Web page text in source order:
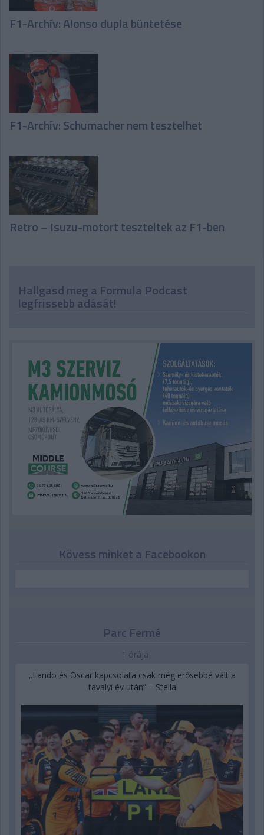
F1-Archív: Alonso dupla büntetése
F1-Archív: Schumacher nem tesztelhet
Retro – Isuzu-motort teszteltek az F1-ben
Hallgasd meg a Formula Podcast
legfrissebb adását!
Kövess minket a Facebookon
Parc Fermé
1 órája
„Lando és Oscar kapcsolata csak még erősebbé vált a
tavalyi év után” – Stella